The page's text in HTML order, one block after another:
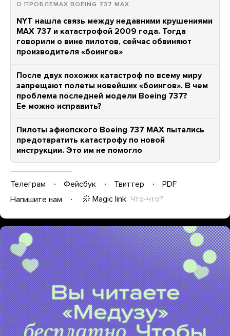
О ПРОБЛЕМАХ BOEING 737 MAX
NYT нашла связь между недавними крушениями
MAX 737 и катастрофой 2009 года. Тогда
говорили о вине пилотов, сейчас обвиняют
производителя «боингов»
После двух похожих катастроф по всему миру
запрещают полеты новейших «боингов». В чем
проблема последней модели Boeing 737?
Ее можно исправить?
Пилоты эфиопского Boeing 737 MAX пытались
предотвратить катастрофу по новой
инструкции. Это им не помогло
Телеграм Фейсбук Твиттер
PDF
Напишите нам
Magic link Что-что?